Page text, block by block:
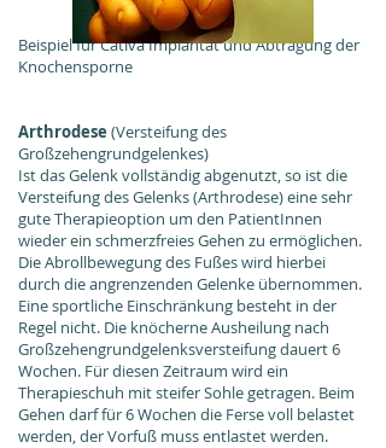
Beispiel für Cativa Implantat und Abtragung der
Knochensporne
Arthrodese (Versteifung des
Großzehengrundgelenkes)
Ist das Gelenk vollständig abgenutzt, so ist die
Versteifung des Gelenks (Arthrodese) eine sehr
gute Therapieoption um den PatientInnen
wieder ein schmerzfreies Gehen zu ermöglichen.
Die Abrollbewegung des Fußes wird hierbei
durch die angrenzenden Gelenke übernommen.
Eine sportliche Einschränkung besteht in der
Regel nicht. Die knöcherne Ausheilung nach
Großzehengrundgelenksversteifung dauert 6
Wochen. Für diesen Zeitraum wird ein
Therapieschuh mit steifer Sohle getragen. Beim
Gehen darf für 6 Wochen die Ferse voll belastet
werden, der Vorfuß muss entlastet werden.